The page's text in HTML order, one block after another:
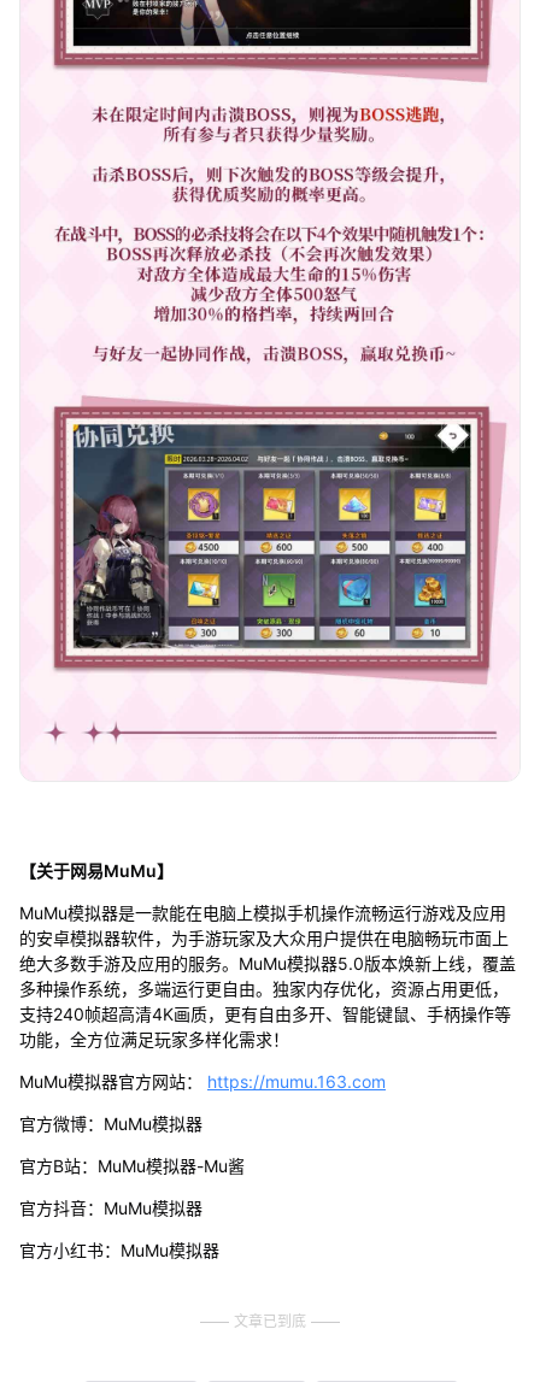
【关于网易MuMu】
MuMu模拟器是一款能在电脑上模拟手机操作流畅运行游戏及应用
的安卓模拟器软件，为手游玩家及大众用户提供在电脑畅玩市面上
绝大多数手游及应用的服务。MuMu模拟器5.0版本焕新上线，覆盖
多种操作系统，多端运行更自由。独家内存优化，资源占用更低，
支持240帧超高清4K画质，更有自由多开、智能键鼠、手柄操作等
功能，全方位满足玩家多样化需求！
MuMu模拟器官方网站： https://mumu.163.com
官方微博：MuMu模拟器
官方B站：MuMu模拟器-Mu酱
官方抖音：MuMu模拟器
官方小红书：MuMu模拟器
文章已到底